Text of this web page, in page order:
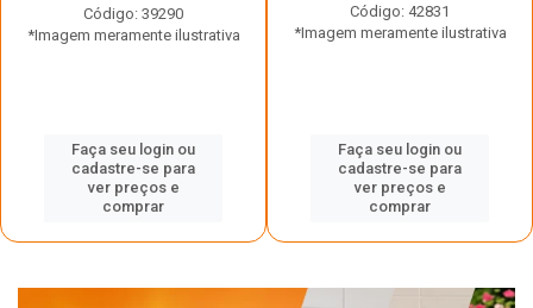
Código: 39290
*Imagem meramente ilustrativa
Faça seu login ou
cadastre-se para
ver preços e
comprar
Código: 42831
*Imagem meramente ilustrativa
Faça seu login ou
cadastre-se para
ver preços e
comprar